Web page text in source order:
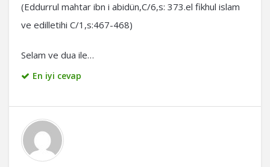
(Eddurrul mahtar ibn i abidün,C/6,s: 373.el fikhul islam
ve edilletihi C/1,s:467-468)
Selam ve dua ile…
En iyi cevap